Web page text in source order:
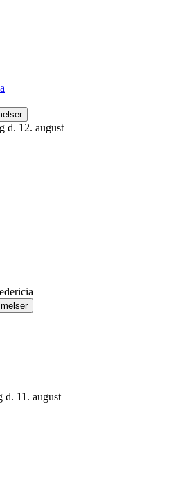
d. 12. august
d. 11. august